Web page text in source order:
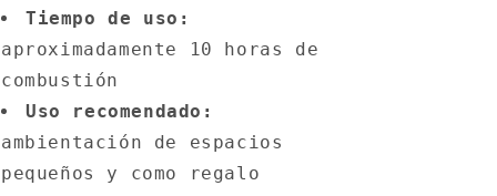
Tiempo de uso:
aproximadamente 10 horas de
combustión
Uso recomendado:
ambientación de espacios
pequeños y como regalo